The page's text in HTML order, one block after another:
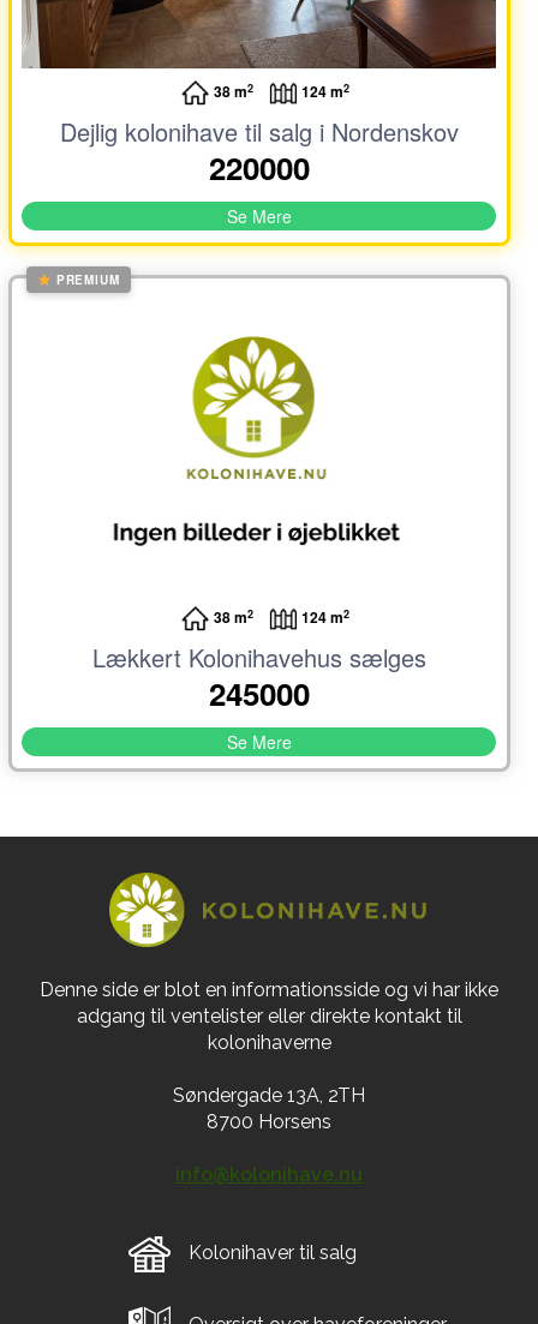
38 m2 124 m2
Dejlig kolonihave til salg i Nordenskov
220000
Se Mere
38 m2 124 m2
Lækkert Kolonihavehus sælges
245000
Se Mere
PREMIUM
Denne side er blot en informationsside og vi har ikke
adgang til ventelister eller direkte kontakt til
kolonihaverne
Søndergade 13A, 2TH
8700 Horsens
info@kolonihave.nu
Kolonihaver til salg